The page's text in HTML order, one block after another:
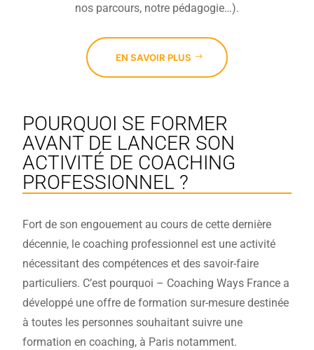
nos parcours, notre pédagogie…).
EN SAVOIR PLUS
POURQUOI SE FORMER
AVANT DE LANCER SON
ACTIVITÉ DE COACHING
PROFESSIONNEL ?
Fort de son engouement au cours de cette dernière
décennie, le coaching professionnel est une activité
nécessitant des compétences et des savoir-faire
particuliers. C’est pourquoi – Coaching Ways France a
développé une offre de formation sur-mesure destinée
à toutes les personnes souhaitant suivre une
formation en coaching, à Paris notamment.